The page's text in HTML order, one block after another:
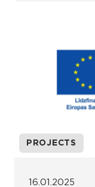
PROJECTS
16.01.2025